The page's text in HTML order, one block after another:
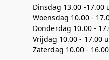
Dinsdag 13.00 -17.00
Woensdag 10.00 -
Donderdag 10.00 -
Vrijdag 10.00 - 17.00
Zaterdag 10.00 -